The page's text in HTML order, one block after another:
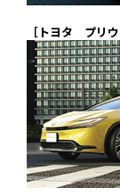
［トヨタ プリウ